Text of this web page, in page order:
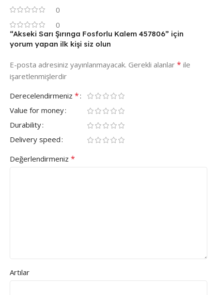
0
0
“Akseki Sarı Şırınga Fosforlu Kalem 457806” için
yorum yapan ilk kişi siz olun
E-posta adresiniz yayınlanmayacak. Gerekli alanlar * ile
işaretlenmişlerdir
Derecelendirmeniz *
Value for money
Durability
Delivery speed
Değerlendirmeniz *
Artılar